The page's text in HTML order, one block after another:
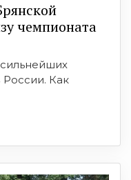
чемпионата
Как